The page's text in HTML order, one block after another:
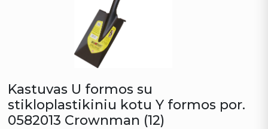
Kastuvas U formos su
stikloplastikiniu kotu Y formos por.
0582013 Crownman (12)